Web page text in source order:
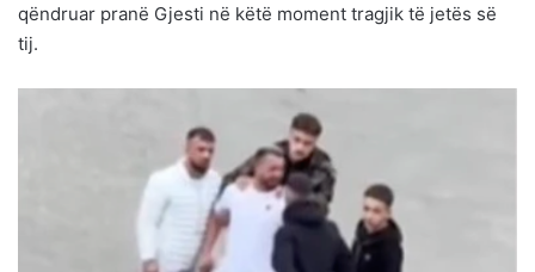
qëndruar pranë Gjesti në këtë moment tragjik të jetës së
tij.